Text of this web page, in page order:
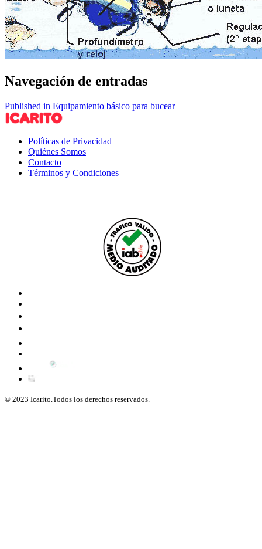
Navegación de entradas
Published in Equipamiento básico para bucear
Políticas de Privacidad
Quiénes Somos
Contacto
Términos y Condiciones
© 2023 Icarito.Todos los derechos reservados.